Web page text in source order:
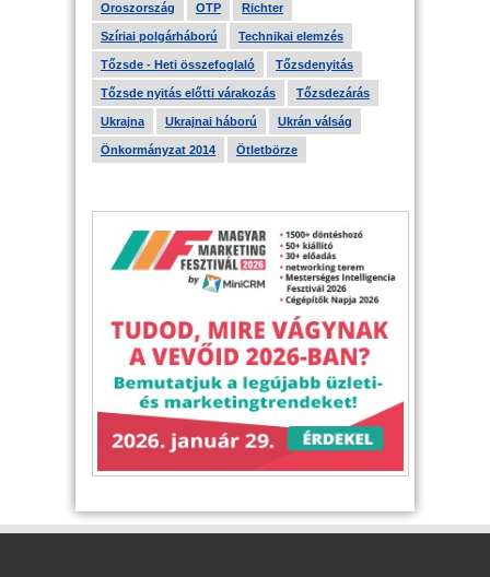
Oroszország OTP Richter
Szíriai polgárháború Technikai elemzés
Tőzsde - Heti összefoglaló Tőzsdenyitás
Tőzsde nyitás előtti várakozás Tőzsdezárás
Ukrajna Ukrajnai háború Ukrán válság
Önkormányzat 2014 Ötletbörze